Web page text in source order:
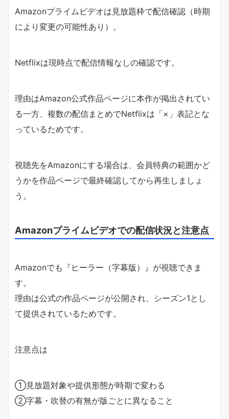
Amazonプライムビデオは見放題枠で配信確認（時期
により変更の可能性あり）。
Netflixは現時点で配信情報なしの確認です。
理由はAmazon公式作品ページに本作が掲出されてい
る一方、複数の配信まとめでNetflixは「×」表記とな
っているためです。
視聴先をAmazonにする場合は、会員特典の範囲かど
うかを作品ページで最終確認してから再生しましょ
う。
Amazonプライムビデオでの配信状況と注意点
Amazonでも『ヒーラー（字幕版）』が視聴できま
す。
理由は公式の作品ページが公開され、シーズン1とし
て提供されているためです。
注意点は
①見放題対象や提供形態が時期で変わる
②字幕・吹替の有無が版ごとに異なること